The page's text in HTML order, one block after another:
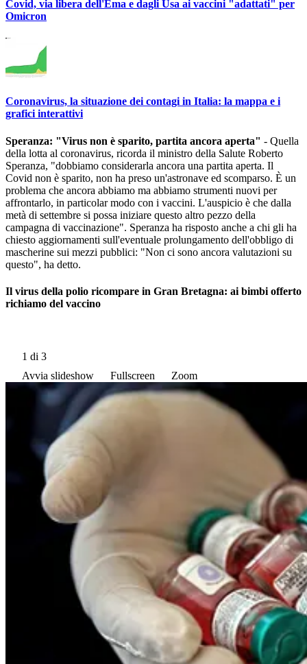
Covid, via libera dell'Ema e dagli Usa ai vaccini "adattati" per
Omicron
Coronavirus, la situazione dei contagi in Italia: la mappa e i
grafici interattivi
Speranza: "Virus non è sparito, partita ancora aperta" - Quella
della lotta al coronavirus, ricorda il ministro della Salute Roberto
Speranza, "dobbiamo considerarla ancora una partita aperta. Il
Covid non è sparito, non ha preso un'astronave ed scomparso. È un
problema che ancora abbiamo ma abbiamo strumenti nuovi per
affrontarlo, in particolar modo con i vaccini. L'auspicio è che dalla
metà di settembre si possa iniziare questo altro pezzo della
campagna di vaccinazione". Speranza ha risposto anche a chi gli ha
chiesto aggiornamenti sull'eventuale prolungamento dell'obbligo di
mascherine sui mezzi pubblici: "Non ci sono ancora valutazioni su
questo", ha detto.
Il virus della polio ricompare in Gran Bretagna: ai bimbi offerto
richiamo del vaccino
1 di 3
Avvia slideshow
Fullscreen Zoom